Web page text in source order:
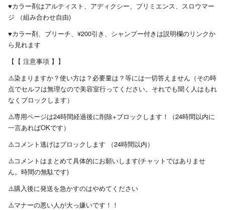
♥️カラー剤はアルティスト、アディクシー、プリミエンス、スロウマー
ジ （組み合わせ自由)
♥️カラー剤、ブリーチ、¥200引き、シャンプー付きは説明欄のリンクか
ら見れます
【【 注意事項 】】
⚠️染まりますか？使い方は？必要量は？等には一切答えません（その時
点でセルフは無理なので美容室行ってください。それでも聞く人はもれ
なくブロックします）
⚠️専用ページは24時間経過後に削除+ブロックします！（24時間以内に
一言あればOKです）
⚠️コメント逃げはブロックします （24時間以内）
⚠️コメントはまとめて具体的にお願いします(チャットではありませ
ん。時間の無駄です)
⚠️購入後に発送を急かすのはやめてください
⚠️マナーの悪い人が大っ嫌いです！！